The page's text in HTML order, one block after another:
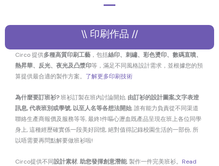
\\ 印刷作品 //
Circo 提供多種高質印刷工藝 ，包括絲印、刺繡、彩色燙印、數碼直噴、
熱昇華、反光、夜光及凸漿印等，滿足不同風格設計需求，並根據您的預
算提供最合適的製作方案。 了解更多印刷技術
為什麼要訂班衫?班衫訂製在班內討論開始, 由訂衫的設計圖案,文字表逹
訊息, 代表班別或學號, 以至人名等各想法開始, 誰有能力負責從不同渠道
聯絡生產商報價及服務等等, 最終1件嘔心瀝血既產品呈現在班上各位同學
身上, 這種經歷確實係一段美好回憶, 絕對值得記錄校園生活的一部份, 所
以唔需要再問點解要做班衫啦!
Circo提供不同設計素材,助您發揮創意潛能, 製作一件完美班衫。 Read